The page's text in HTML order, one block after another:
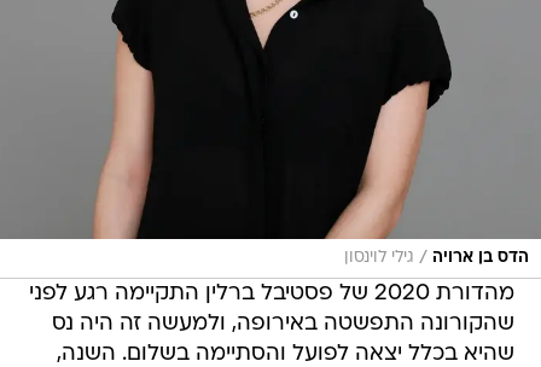
הדס בן ארויה / גילי לוינסון
מהדורת 2020 של פסטיבל ברלין התקיימה רגע לפני
שהקורונה התפשטה באירופה, ולמעשה זה היה נס
שהיא בכלל יצאה לפועל והסתיימה בשלום. השנה,